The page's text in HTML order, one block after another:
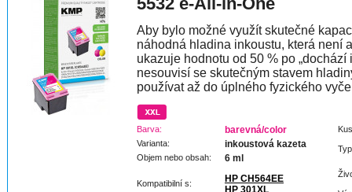
Aby bylo možné využít skutečné
náhodná hladina inkoustu, která není
ukazuje hodnotu od 50 % po
nesouvisí se skutečným stavem
používat až do úplného fyzického
Barva: barevná/color
Varianta: inkoustová kazeta
Objem nebo obsah: 6 ml
Kompatibilní s:
HP CH564EE
HP 301XL